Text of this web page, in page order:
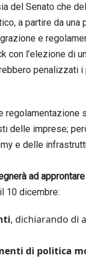
del Senato che
a partire da una
e
con l’elezione di
penalizzati
delle imprese;
e delle
ad
10 dicembre:
, dichiarando di
di politica